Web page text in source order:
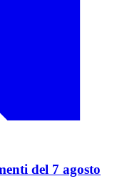
del 7 agosto